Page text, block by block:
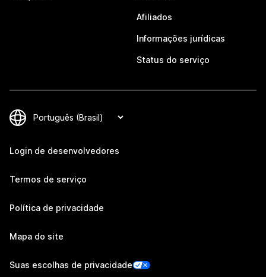
Afiliados
Informações jurídicas
Status do serviço
Login de desenvolvedores
Termos de serviço
Política de privacidade
Mapa do site
Suas escolhas de privacidade